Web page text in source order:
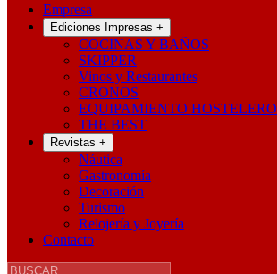
Empresa
Ediciones Impresas +
COCINAS Y BAÑOS
SKIPPER
Vinos y Restaurantes
CRONOS
EQUIPAMIENTO HOSTELERO
THE BEST
Revistas +
Náutica
Gastronomía
Decoración
Turismo
Relojería y Joyería
Contacto